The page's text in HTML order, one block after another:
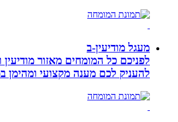
מעגל מודיעין-ב
לפניכם כל המומחים מאזור מודיעין
להעניק לכם מענה מקצועי ומהימן